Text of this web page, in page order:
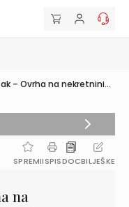
– Ovrha na nekretnini...
SPREMIISPISDOCBILJEŠKE
na